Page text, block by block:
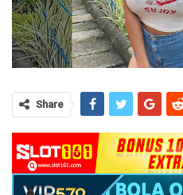
Share